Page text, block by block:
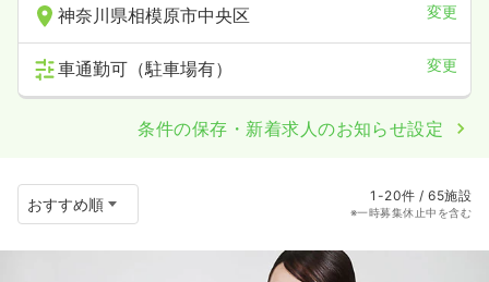
神奈川県相模原市中央区 変更
車通勤可（駐車場有） 変更
条件の保存・新着求人のお知らせ設定
1-20件 / 65施設
※一時募集休止中を含む